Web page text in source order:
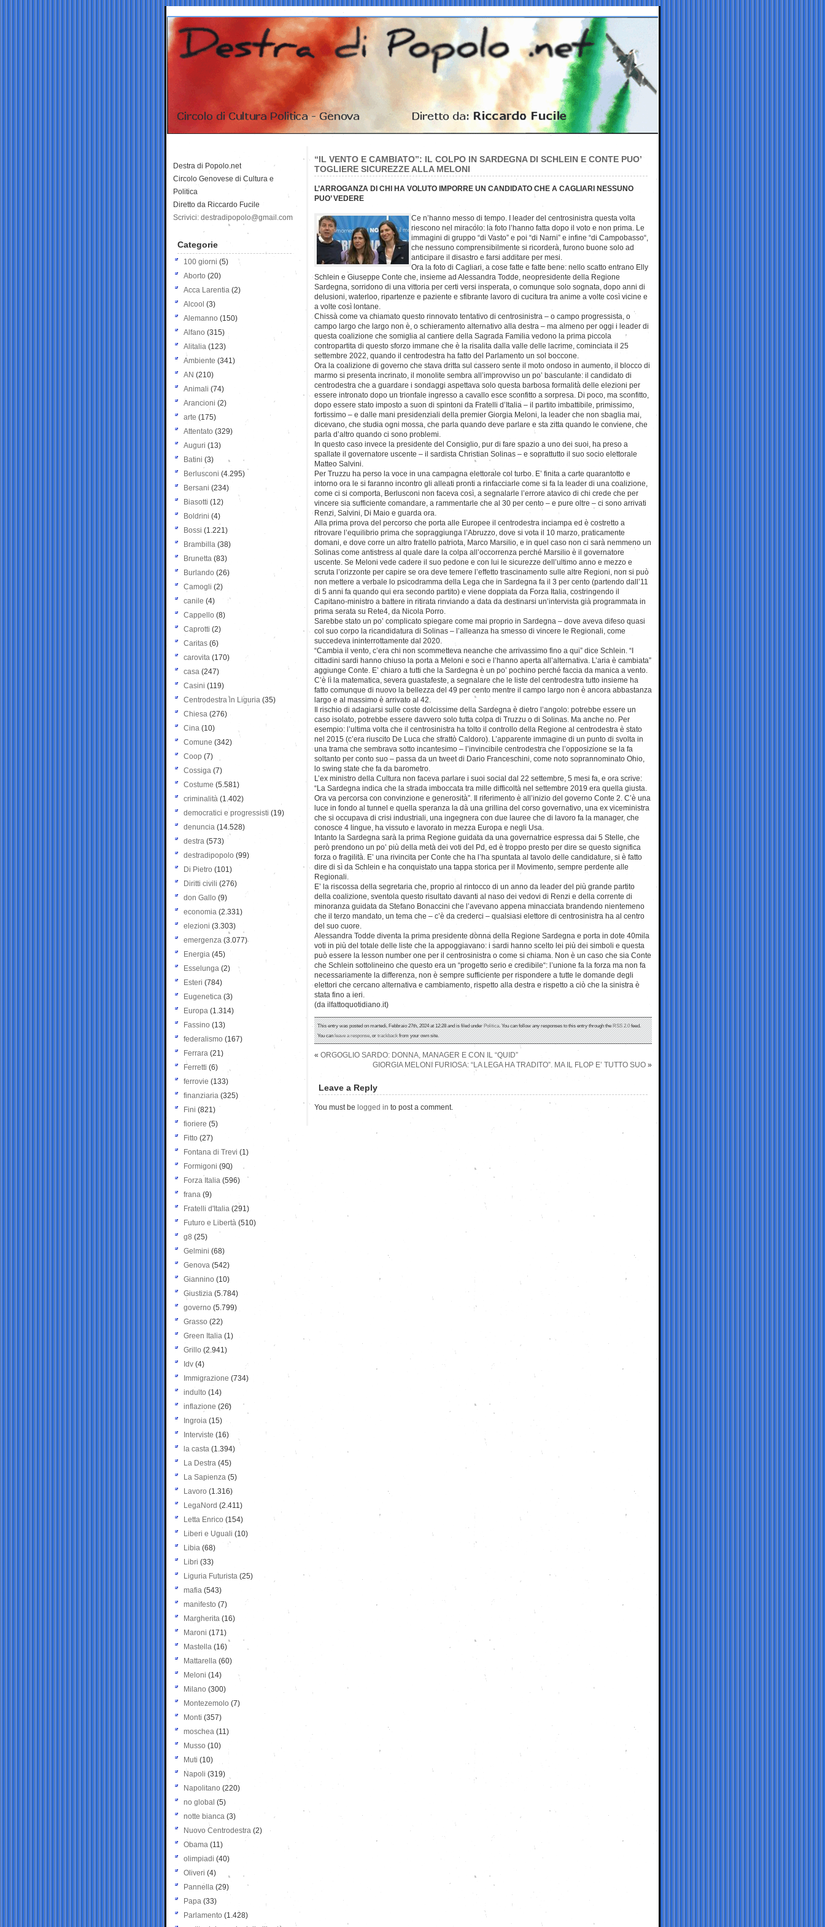
“IL VENTO E CAMBIATO”: IL COLPO IN SARDEGNA DI SCHLEIN E CONTE PUO’
TOGLIERE SICUREZZE ALLA MELONI
L’ARROGANZA DI CHI HA VOLUTO IMPORRE UN CANDIDATO CHE A CAGLIARI NESSUNO
PUO’ VEDERE
Ce n’hanno messo di tempo. I leader del centrosinistra questa volta
riescono nel miracolo: la foto l’hanno fatta dopo il voto e non prima. Le
immagini di gruppo “di Vasto” e poi “di Narni” e infine “di Campobasso“,
che nessuno comprensibilmente si ricorderà, furono buone solo ad
anticipare il disastro e farsi additare per mesi.
Ora la foto di Cagliari, a cose fatte e fatte bene: nello scatto entrano Elly
Schlein e Giuseppe Conte che, insieme ad Alessandra Todde, neopresidente della Regione
Sardegna, sorridono di una vittoria per certi versi insperata, o comunque solo sognata, dopo anni di
delusioni, waterloo, ripartenze e paziente e sfibrante lavoro di cucitura tra anime a volte così vicine e
a volte così lontane.
Chissà come va chiamato questo rinnovato tentativo di centrosinistra – o campo progressista, o
campo largo che largo non è, o schieramento alternativo alla destra – ma almeno per oggi i leader di
questa coalizione che somiglia al cantiere della Sagrada Familia vedono la prima piccola
contropartita di questo sforzo immane che è la risalita dalla valle delle lacrime, cominciata il 25
settembre 2022, quando il centrodestra ha fatto del Parlamento un sol boccone.
Ora la coalizione di governo che stava dritta sul cassero sente il moto ondoso in aumento, il blocco di
marmo si presenta incrinato, il monolite sembra all’improvviso un po’ basculante: il candidato di
centrodestra che a guardare i sondaggi aspettava solo questa barbosa formalità delle elezioni per
essere intronato dopo un trionfale ingresso a cavallo esce sconfitto a sorpresa. Di poco, ma sconfitto,
dopo essere stato imposto a suon di spintoni da Fratelli d’Italia – il partito imbattibile, primissimo,
fortissimo – e dalle mani presidenziali della premier Giorgia Meloni, la leader che non sbaglia mai,
dicevano, che studia ogni mossa, che parla quando deve parlare e sta zitta quando le conviene, che
parla d’altro quando ci sono problemi.
In questo caso invece la presidente del Consiglio, pur di fare spazio a uno dei suoi, ha preso a
spallate il governatore uscente – il sardista Christian Solinas – e soprattutto il suo socio elettorale
Matteo Salvini.
Per Truzzu ha perso la voce in una campagna elettorale col turbo. E’ finita a carte quarantotto e
intorno ora le si faranno incontro gli alleati pronti a rinfacciarle come si fa la leader di una coalizione,
come ci si comporta, Berlusconi non faceva così, a segnalarle l’errore atavico di chi crede che per
vincere sia sufficiente comandare, a rammentarle che al 30 per cento – e pure oltre – ci sono arrivati
Renzi, Salvini, Di Maio e guarda ora.
Alla prima prova del percorso che porta alle Europee il centrodestra inciampa ed è costretto a
ritrovare l’equilibrio prima che sopraggiunga l’Abruzzo, dove si vota il 10 marzo, praticamente
domani, e dove corre un altro fratello patriota, Marco Marsilio, e in quel caso non ci sarà nemmeno un
Solinas come antistress al quale dare la colpa all’occorrenza perché Marsilio è il governatore
uscente. Se Meloni vede cadere il suo pedone e con lui le sicurezze dell’ultimo anno e mezzo e
scruta l’orizzonte per capire se ora deve temere l’effetto trascinamento sulle altre Regioni, non si può
non mettere a verbale lo psicodramma della Lega che in Sardegna fa il 3 per cento (partendo dall’11
di 5 anni fa quando qui era secondo partito) e viene doppiata da Forza Italia, costringendo il
Capitano-ministro a battere in ritirata rinviando a data da destinarsi un’intervista già programmata in
prima serata su Rete4, da Nicola Porro.
Sarebbe stato un po’ complicato spiegare come mai proprio in Sardegna – dove aveva difeso quasi
col suo corpo la ricandidatura di Solinas – l’alleanza ha smesso di vincere le Regionali, come
succedeva ininterrottamente dal 2020.
“Cambia il vento, c’era chi non scommetteva neanche che arrivassimo fino a qui” dice Schlein. “I
cittadini sardi hanno chiuso la porta a Meloni e soci e l’hanno aperta all’alternativa. L’aria è cambiata”
aggiunge Conte. E’ chiaro a tutti che la Sardegna è un po’ pochino perché faccia da manica a vento.
C’è lì la matematica, severa guastafeste, a segnalare che le liste del centrodestra tutto insieme ha
fatto comunque di nuovo la bellezza del 49 per cento mentre il campo largo non è ancora abbastanza
largo e al massimo è arrivato al 42.
Il rischio di adagiarsi sulle coste dolcissime della Sardegna è dietro l’angolo: potrebbe essere un
caso isolato, potrebbe essere davvero solo tutta colpa di Truzzu o di Solinas. Ma anche no. Per
esempio: l’ultima volta che il centrosinistra ha tolto il controllo della Regione al centrodestra è stato
nel 2015 (c’era riuscito De Luca che sfrattò Caldoro). L’apparente immagine di un punto di svolta in
una trama che sembrava sotto incantesimo – l’invincibile centrodestra che l’opposizione se la fa
soltanto per conto suo – passa da un tweet di Dario Franceschini, come noto soprannominato Ohio,
lo swing state che fa da barometro.
L’ex ministro della Cultura non faceva parlare i suoi social dal 22 settembre, 5 mesi fa, e ora scrive:
“La Sardegna indica che la strada imboccata tra mille difficoltà nel settembre 2019 era quella giusta.
Ora va percorsa con convinzione e generosità”. Il riferimento è all’inizio del governo Conte 2. C’è una
luce in fondo al tunnel e quella speranza la dà una grillina del corso governativo, una ex viceministra
che si occupava di crisi industriali, una ingegnera con due lauree che di lavoro fa la manager, che
conosce 4 lingue, ha vissuto e lavorato in mezza Europa e negli Usa.
Intanto la Sardegna sarà la prima Regione guidata da una governatrice espressa dai 5 Stelle, che
però prendono un po’ più della metà dei voti del Pd, ed è troppo presto per dire se questo significa
forza o fragilità. E’ una rivincita per Conte che ha l’ha spuntata al tavolo delle candidature, si è fatto
dire di sì da Schlein e ha conquistato una tappa storica per il Movimento, sempre perdente alle
Regionali.
E’ la riscossa della segretaria che, proprio al rintocco di un anno da leader del più grande partito
della coalizione, sventola questo risultato davanti al naso dei vedovi di Renzi e della corrente di
minoranza guidata da Stefano Bonaccini che l’avevano appena minacciata brandendo nientemeno
che il terzo mandato, un tema che – c’è da crederci – qualsiasi elettore di centrosinistra ha al centro
del suo cuore.
Alessandra Todde diventa la prima presidente donna della Regione Sardegna e porta in dote 40mila
voti in più del totale delle liste che la appoggiavano: i sardi hanno scelto lei più dei simboli e questa
può essere la lesson number one per il centrosinistra o come si chiama. Non è un caso che sia Conte
che Schlein sottolineino che questo era un “progetto serio e credibile“: l’unione fa la forza ma non fa
necessariamente la differenza, non è sempre sufficiente per rispondere a tutte le domande degli
elettori che cercano alternativa e cambiamento, rispetto alla destra e rispetto a ciò che la sinistra è
stata fino a ieri.
(da ilfattoquotidiano.it)
This entry was posted on martedì, Febbraio 27th, 2024 at 12:28 and is filed underPolitica. You can follow any responses to this entry through theRSS 2.0feed.
You canleave a response, ortrackbackfrom your own site.
« ORGOGLIO SARDO: DONNA, MANAGER E CON IL “QUID”
GIORGIA MELONI FURIOSA: “LA LEGA HA TRADITO”. MA IL FLOP E’ TUTTO SUO »
Leave a Reply
You must be logged in to post a comment.
Destra di Popolo.net
Circolo Genovese di Cultura e
Politica
Diretto da Riccardo Fucile
Scrivici: destradipopolo@gmail.com
Categorie
100 giorni (5)
Aborto (20)
Acca Larentia (2)
Alcool (3)
Alemanno (150)
Alfano (315)
Alitalia (123)
Ambiente (341)
AN (210)
Animali (74)
Arancioni (2)
arte (175)
Attentato (329)
Auguri (13)
Batini (3)
Berlusconi (4.295)
Bersani (234)
Biasotti (12)
Boldrini (4)
Bossi (1.221)
Brambilla (38)
Brunetta (83)
Burlando (26)
Camogli (2)
canile (4)
Cappello (8)
Caprotti (2)
Caritas (6)
carovita (170)
casa (247)
Casini (119)
Centrodestra in Liguria (35)
Chiesa (276)
Cina (10)
Comune (342)
Coop (7)
Cossiga (7)
Costume (5.581)
criminalità (1.402)
democratici e progressisti (19)
denuncia (14.528)
destra (573)
destradipopolo (99)
Di Pietro (101)
Diritti civili (276)
don Gallo (9)
economia (2.331)
elezioni (3.303)
emergenza (3.077)
Energia (45)
Esselunga (2)
Esteri (784)
Eugenetica (3)
Europa (1.314)
Fassino (13)
federalismo (167)
Ferrara (21)
Ferretti (6)
ferrovie (133)
finanziaria (325)
Fini (821)
fioriere (5)
Fitto (27)
Fontana di Trevi (1)
Formigoni (90)
Forza Italia (596)
frana (9)
Fratelli d'Italia (291)
Futuro e Libertà (510)
g8 (25)
Gelmini (68)
Genova (542)
Giannino (10)
Giustizia (5.784)
governo (5.799)
Grasso (22)
Green Italia (1)
Grillo (2.941)
Idv (4)
Immigrazione (734)
indulto (14)
inflazione (26)
Ingroia (15)
Interviste (16)
la casta (1.394)
La Destra (45)
La Sapienza (5)
Lavoro (1.316)
LegaNord (2.411)
Letta Enrico (154)
Liberi e Uguali (10)
Libia (68)
Libri (33)
Liguria Futurista (25)
mafia (543)
manifesto (7)
Margherita (16)
Maroni (171)
Mastella (16)
Mattarella (60)
Meloni (14)
Milano (300)
Montezemolo (7)
Monti (357)
moschea (11)
Musso (10)
Muti (10)
Napoli (319)
Napolitano (220)
no global (5)
notte bianca (3)
Nuovo Centrodestra (2)
Obama (11)
olimpiadi (40)
Oliveri (4)
Pannella (29)
Papa (33)
Parlamento (1.428)